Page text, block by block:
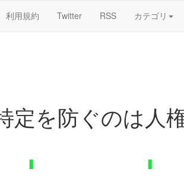
利用規約 Twitter RSS カテゴリ
定を防ぐのは人